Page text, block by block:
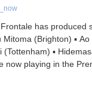
has produced
(Tottenham) ▪️
now playing in the